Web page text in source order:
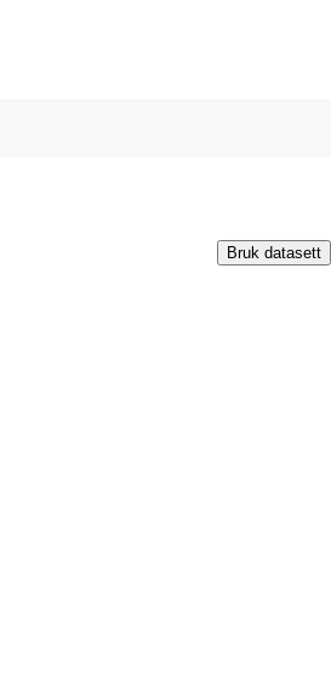
Bruk datasett